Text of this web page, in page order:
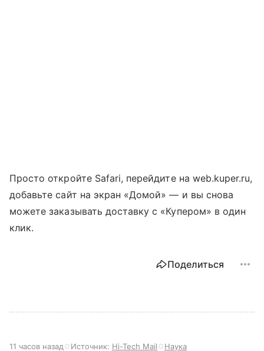
Просто откройте Safari, перейдите на web.kuper.ru,
добавьте сайт на экран «Домой» — и вы снова
можете заказывать доставку с «Купером» в один
клик.
Поделиться
11 часов назад Источник: Hi-Tech Mail Наука